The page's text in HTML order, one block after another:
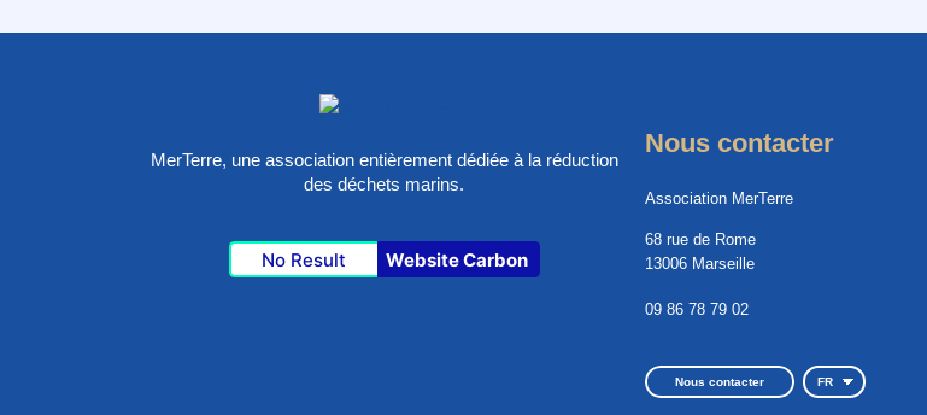
MerTerre, une association entièrement dédiée à la réduction
des déchets marins.
No Result Website Carbon
Nous contacter
Association MerTerre
68 rue de Rome
13006 Marseille
09 86 78 79 02
Nous contacter FR